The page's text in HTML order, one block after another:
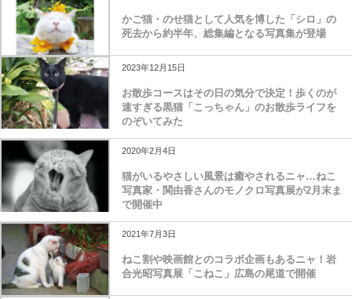
かご猫・のせ猫として人気を博した「シロ」の
死去から約半年、総集編となる写真集が登場
2023年12月15日
お散歩コースはその日の気分で決定！歩くのが
速すぎる黒猫「こっちゃん」のお散歩ライフを
のぞいてみた
2020年2月4日
猫がいるやさしい風景は癒やされるニャ…ねこ
写真家・関由香さんのモノクロ写真展が2月末ま
で開催中
2021年7月3日
ねこ割や映画館とのコラボ企画もあるニャ！岩
合光昭写真展「こねこ」広島の尾道で開催